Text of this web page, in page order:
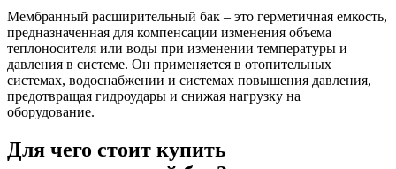
Мембранный расширительный бак – это герметичная емкость,
предназначенная для компенсации изменения объема
теплоносителя или воды при изменении температуры и
давления в системе. Он применяется в отопительных
системах, водоснабжении и системах повышения давления,
предотвращая гидроудары и снижая нагрузку на
оборудование.
Для чего стоит купить